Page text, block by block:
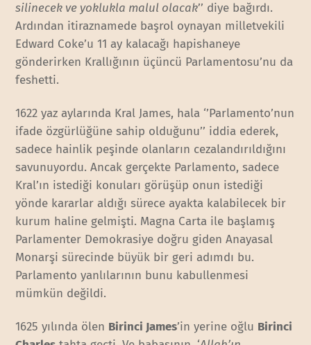
silinecek ve yoklukla malul olacak’’ diye bağırdı.
Ardından itiraznamede başrol oynayan milletvekili
Edward Coke’u 11 ay kalacağı hapishaneye
gönderirken Krallığının üçüncü Parlamentosu’nu da
feshetti.
1622 yaz aylarında Kral James, hala ‘’Parlamento’nun
ifade özgürlüğüne sahip olduğunu’’ iddia ederek,
sadece hainlik peşinde olanların cezalandırıldığını
savunuyordu. Ancak gerçekte Parlamento, sadece
Kral’ın istediği konuları görüşüp onun istediği
yönde kararlar aldığı sürece ayakta kalabilecek bir
kurum haline gelmişti. Magna Carta ile başlamış
Parlamenter Demokrasiye doğru giden Anayasal
Monarşi sürecinde büyük bir geri adımdı bu.
Parlamento yanlılarının bunu kabullenmesi
mümkün değildi.
1625 yılında ölen Birinci James’in yerine oğlu Birinci